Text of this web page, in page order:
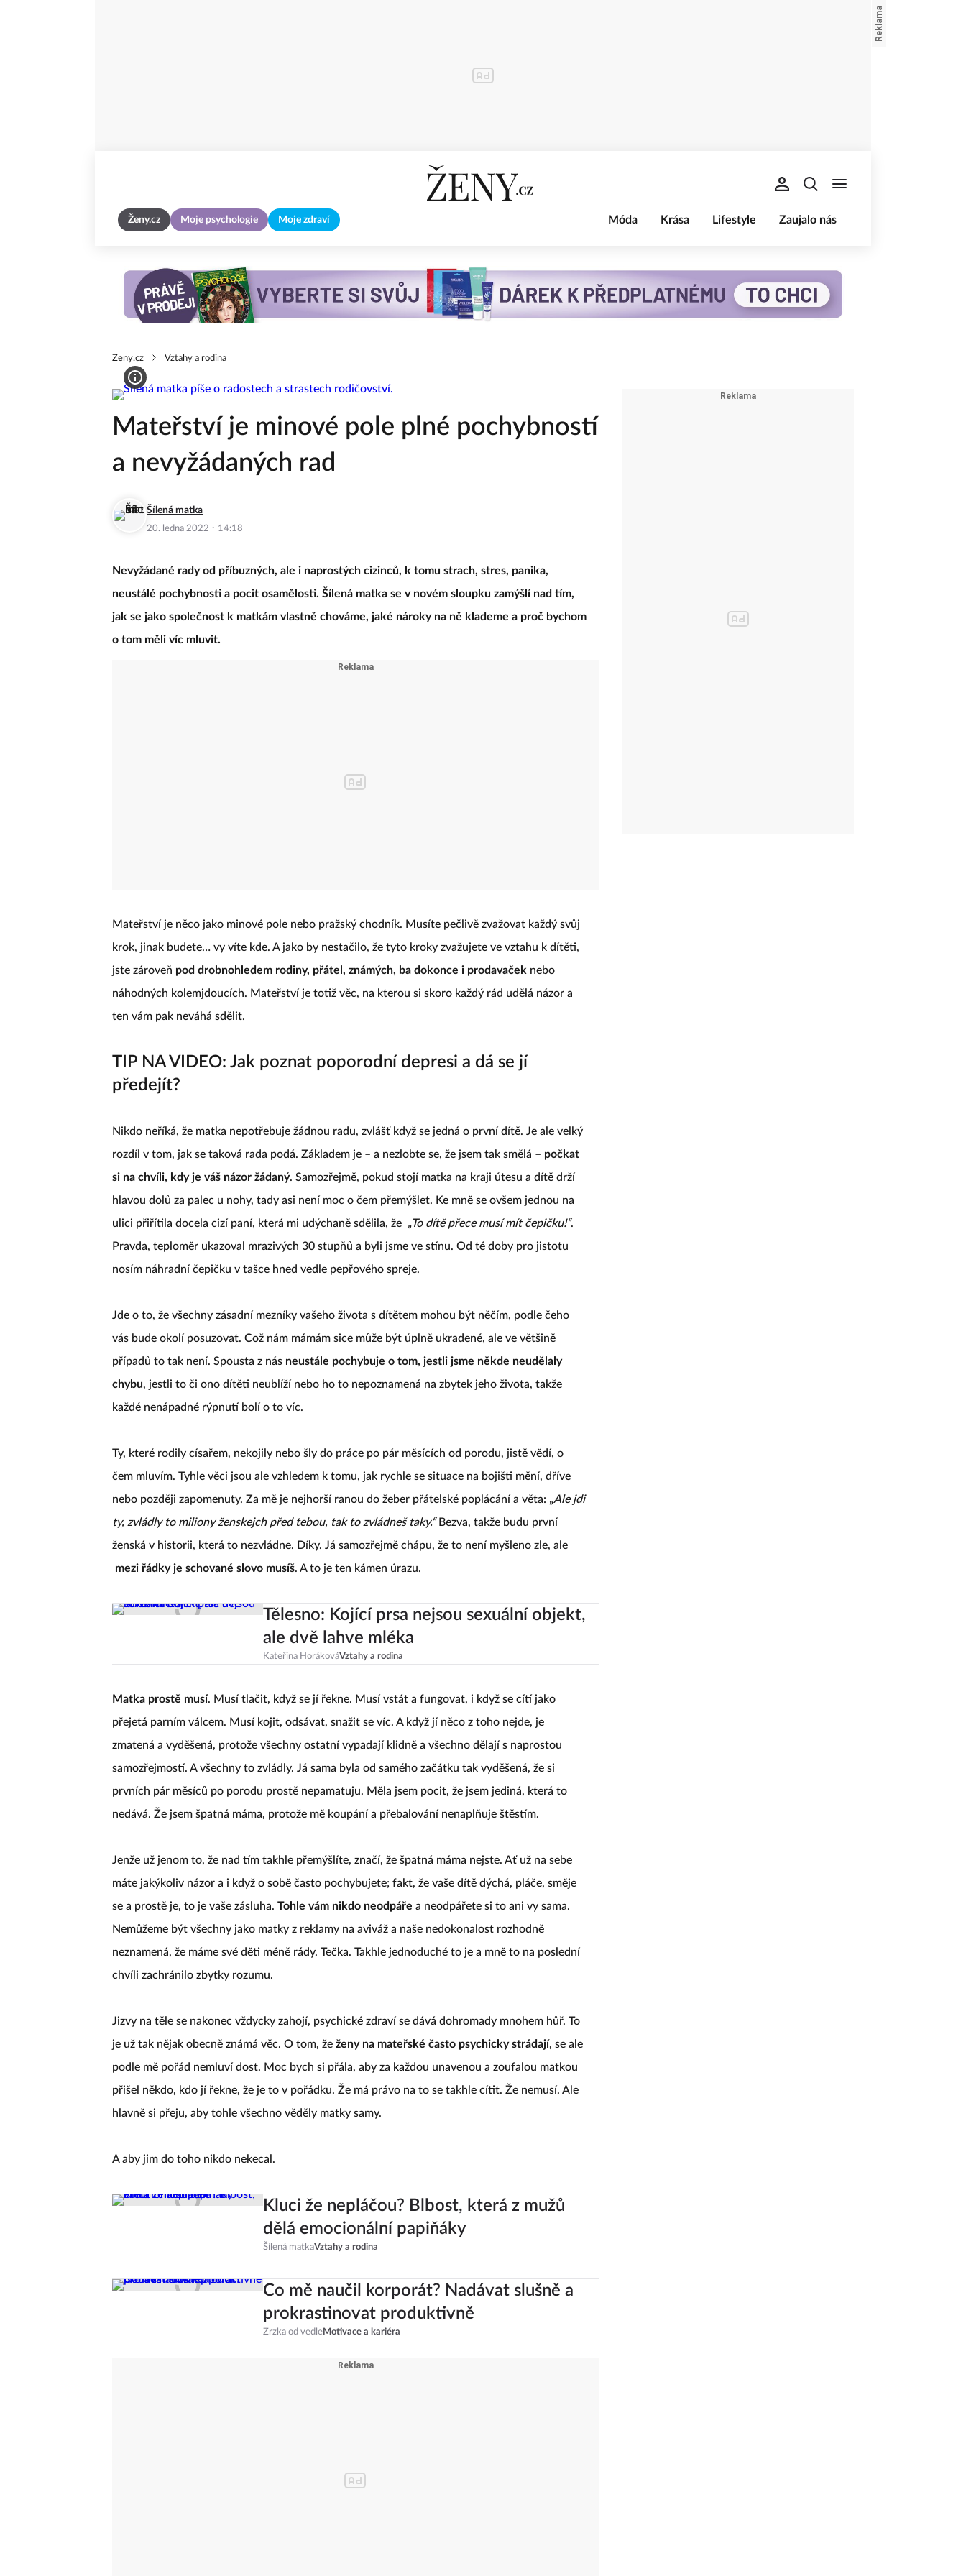
Ženy.cz Moje psychologie Moje zdraví Móda Krása Lifestyle Zaujalo nás
Zeny.cz Vztahy a rodina
Mateřství je minové pole plné pochybností
a nevyžádaných rad
Šílená matka
20. ledna 2022 · 14:18
Nevyžádané rady od příbuzných, ale i naprostých cizinců, k tomu strach, stres, panika,
neustálé pochybnosti a pocit osamělosti. Šílená matka se v novém sloupku zamýšlí nad tím,
jak se jako společnost k matkám vlastně chováme, jaké nároky na ně klademe a proč bychom
o tom měli víc mluvit.
Mateřství je něco jako minové pole nebo pražský chodník. Musíte pečlivě zvažovat každý svůj
krok, jinak budete… vy víte kde. A jako by nestačilo, že tyto kroky zvažujete ve vztahu k dítěti,
jste zároveň pod drobnohledem rodiny, přátel, známých, ba dokonce i prodavaček nebo
náhodných kolemjdoucích. Mateřství je totiž věc, na kterou si skoro každý rád udělá názor a
ten vám pak neváhá sdělit.
TIP NA VIDEO: Jak poznat poporodní depresi a dá se jí
předejít?
Nikdo neříká, že matka nepotřebuje žádnou radu, zvlášť když se jedná o první dítě. Je ale velký
rozdíl v tom, jak se taková rada podá. Základem je – a nezlobte se, že jsem tak smělá – počkat
si na chvíli, kdy je váš názor žádaný. Samozřejmě, pokud stojí matka na kraji útesu a dítě drží
hlavou dolů za palec u nohy, tady asi není moc o čem přemýšlet. Ke mně se ovšem jednou na
ulici přiřítila docela cizí paní, která mi udýchaně sdělila, že „To dítě přece musí mít čepičku!“.
Pravda, teploměr ukazoval mrazivých 30 stupňů a byli jsme ve stínu. Od té doby pro jistotu
nosím náhradní čepičku v tašce hned vedle pepřového spreje.
Jde o to, že všechny zásadní mezníky vašeho života s dítětem mohou být něčím, podle čeho
vás bude okolí posuzovat. Což nám mámám sice může být úplně ukradené, ale ve většině
případů to tak není. Spousta z nás neustále pochybuje o tom, jestli jsme někde neudělaly
chybu, jestli to či ono dítěti neublíží nebo ho to nepoznamená na zbytek jeho života, takže
každé nenápadné rýpnutí bolí o to víc.
Ty, které rodily císařem, nekojily nebo šly do práce po pár měsících od porodu, jistě vědí, o
čem mluvím. Tyhle věci jsou ale vzhledem k tomu, jak rychle se situace na bojišti mění, dříve
nebo později zapomenuty. Za mě je nejhorší ranou do žeber přátelské poplácání a věta: „Ale jdi
ty, zvládly to miliony ženskejch před tebou, tak to zvládneš taky.“Bezva, takže budu první
ženská v historii, která to nezvládne. Díky. Já samozřejmě chápu, že to není myšleno zle, ale
mezi řádky je schované slovo musíš. A to je ten kámen úrazu.
Tělesno: Kojící prsa nejsou sexuální objekt,
ale dvě lahve mléka
Kateřina HorákováVztahy a rodina
Matka prostě musí. Musí tlačit, když se jí řekne. Musí vstát a fungovat, i když se cítí jako
přejetá parním válcem. Musí kojit, odsávat, snažit se víc. A když jí něco z toho nejde, je
zmatená a vyděšená, protože všechny ostatní vypadají klidně a všechno dělají s naprostou
samozřejmostí. A všechny to zvládly. Já sama byla od samého začátku tak vyděšená, že si
prvních pár měsíců po porodu prostě nepamatuju. Měla jsem pocit, že jsem jediná, která to
nedává. Že jsem špatná máma, protože mě koupání a přebalování nenaplňuje štěstím.
Jenže už jenom to, že nad tím takhle přemýšlíte, značí, že špatná máma nejste. Ať už na sebe
máte jakýkoliv názor a i když o sobě často pochybujete; fakt, že vaše dítě dýchá, pláče, směje
se a prostě je, to je vaše zásluha. Tohle vám nikdo neodpáře a neodpářete si to ani vy sama.
Nemůžeme být všechny jako matky z reklamy na aviváž a naše nedokonalost rozhodně
neznamená, že máme své děti méně rády. Tečka. Takhle jednoduché to je a mně to na poslední
chvíli zachránilo zbytky rozumu.
Jizvy na těle se nakonec vždycky zahojí, psychické zdraví se dává dohromady mnohem hůř. To
je už tak nějak obecně známá věc. O tom, že ženy na mateřské často psychicky strádají, se ale
podle mě pořád nemluví dost. Moc bych si přála, aby za každou unavenou a zoufalou matkou
přišel někdo, kdo jí řekne, že je to v pořádku. Že má právo na to se takhle cítit. Že nemusí. Ale
hlavně si přeju, aby tohle všechno věděly matky samy.
A aby jim do toho nikdo nekecal.
Kluci že nepláčou? Blbost, která z mužů
dělá emocionální papiňáky
Šílená matkaVztahy a rodina
Co mě naučil korporát? Nadávat slušně a
prokrastinovat produktivně
Zrzka od vedleMotivace a kariéra